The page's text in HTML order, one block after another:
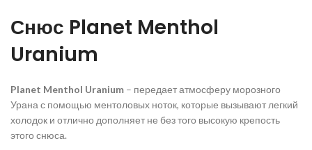
Снюс Planet Menthol
Uranium
Planet Menthol Uranium – передает атмосферу морозного
Урана с помощью ментоловых ноток, которые вызывают легкий
холодок и отлично дополняет не без того высокую крепость
этого снюса.